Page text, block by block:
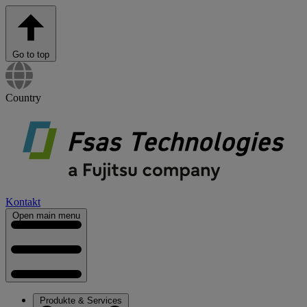
Go to top
Country
Kontakt
Open main menu
Produkte & Services